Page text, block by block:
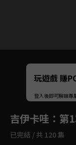
Unmute
如有不
玩遊戲 賺
登入後即可解鎖專
吉伊卡哇 ：第
已完結 / 共 120 集